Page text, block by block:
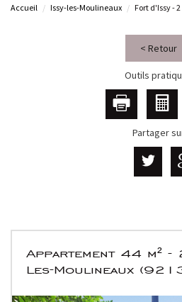
Accueil Issy-les-Moulineaux Fort d'Issy -
< Retour
Outils
Partager
Appartement 44 m² -
Les-Moulineaux